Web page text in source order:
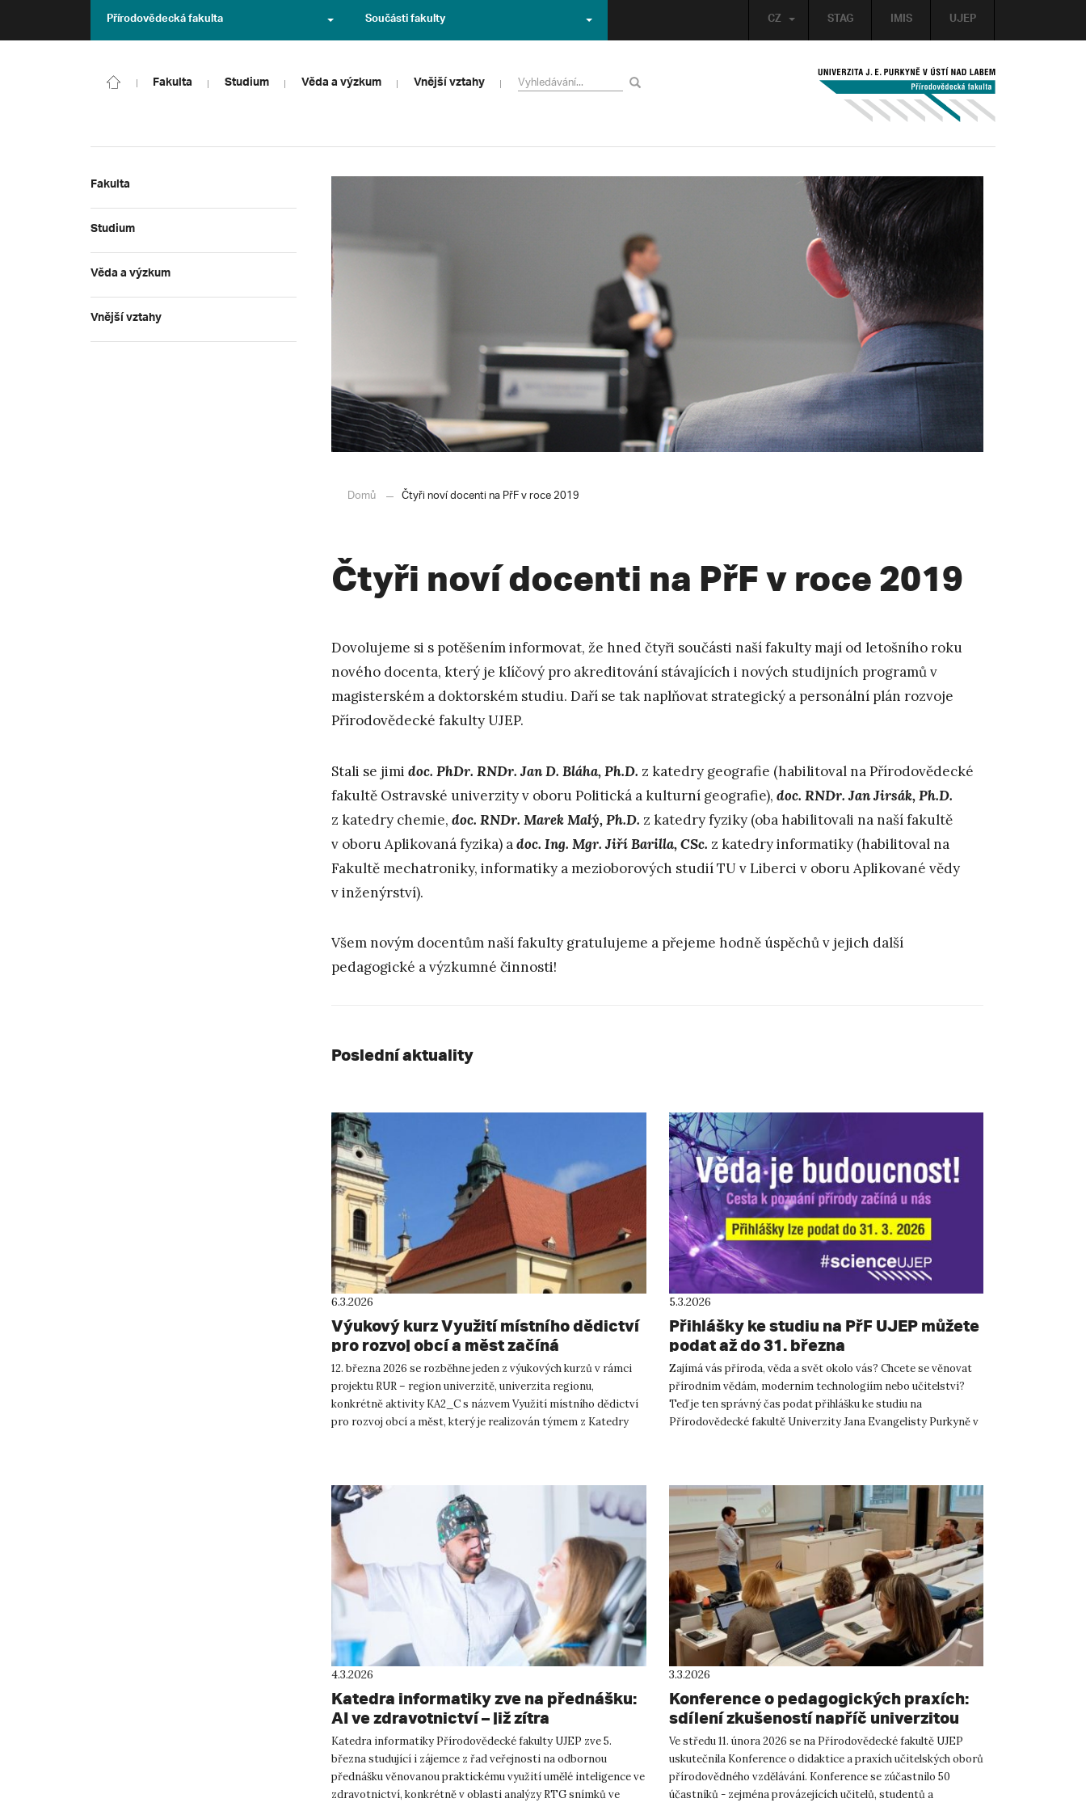
STAG IMIS UJEP
CZ
Přírodovědecká fakulta Součásti fakulty
Fakulta Studium Věda a výzkum Vnější vztahy
Fakulta
Studium
Věda a výzkum
Vnější vztahy
Domů Čtyři noví docenti na PřF v roce 2019
Čtyři noví docenti na PřF v roce 2019
Dovolujeme si s potěšením informovat, že hned čtyři součásti naší fakulty mají od letošního roku
nového docenta, který je klíčový pro akreditování stávajících i nových studijních programů v
magisterském a doktorském studiu. Daří se tak naplňovat strategický a personální plán rozvoje
Přírodovědecké fakulty UJEP.
Stali se jimi doc. PhDr. RNDr. Jan D. Bláha, Ph.D. z katedry geografie (habilitoval na Přírodovědecké
fakultě Ostravské univerzity v oboru Politická a kulturní geografie), doc. RNDr. Jan Jirsák, Ph.D.
z katedry chemie, doc. RNDr. Marek Malý, Ph.D. z katedry fyziky (oba habilitovali na naší fakultě
v oboru Aplikovaná fyzika) adoc. Ing. Mgr. Jiří Barilla, CSc. z katedry informatiky (habilitoval na
Fakultě mechatroniky, informatiky a mezioborových studií TU v Liberci v oboru Aplikované vědy
v inženýrství).
Všem novým docentům naší fakulty gratulujeme a přejeme hodně úspěchů v jejich další
pedagogické a výzkumné činnosti!
Poslední aktuality
6.3.2026
Výukový kurz Využití místního dědictví
pro rozvoj obcí a měst začíná
12. března 2026 se rozběhne jeden z výukových kurzů v rámci
projektu RUR – region univerzitě, univerzita regionu,
konkrétně aktivity KA2_C s názvem Využití místního dědictví
pro rozvoj obcí a měst, který je realizován týmem z Katedry
5.3.2026
Přihlášky ke studiu na PřF UJEP můžete
podat až do 31. března
Zajímá vás příroda, věda a svět okolo vás? Chcete se věnovat
přírodním vědám, moderním technologiím nebo učitelství?
Teď je ten správný čas podat přihlášku ke studiu na
Přírodovědecké fakultě Univerzity Jana Evangelisty Purkyně v
4.3.2026
Katedra informatiky zve na přednášku:
AI ve zdravotnictví – již zítra
Katedra informatiky Přírodovědecké fakulty UJEP zve 5.
března studující i zájemce z řad veřejnosti na odbornou
přednášku věnovanou praktickému využití umělé inteligence ve
zdravotnictví, konkrétně v oblasti analýzy RTG snímků ve
3.3.2026
Konference o pedagogických praxích:
sdílení zkušeností napříč univerzitou
Ve středu 11. února 2026 se na Přírodovědecké fakultě UJEP
uskutečnila Konference o didaktice a praxích učitelských oborů
přírodovědného vzdělávání. Konference se zúčastnilo 50
účastníků - zejména provázejících učitelů, studentů a